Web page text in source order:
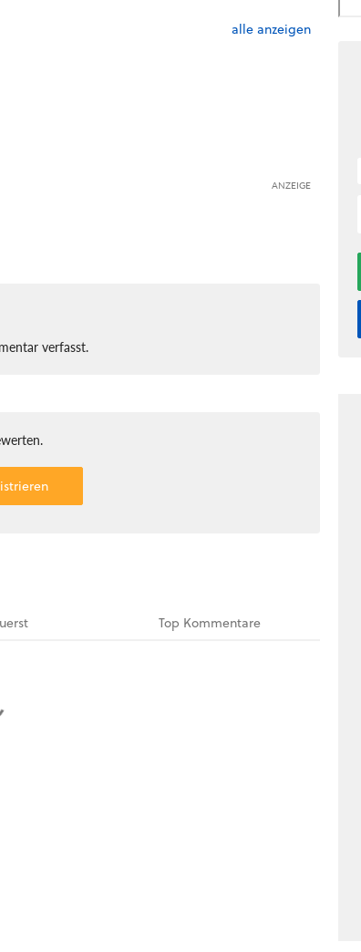
alle anzeigen
ANZEIGE
verfasst.
Top Kommentare